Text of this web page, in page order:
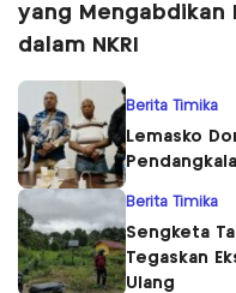
yang Mengabdikan
dalam NKRI
Berita Timika
Lemasko
Berita Timika
Sengketa
Tegaskan
Ulang